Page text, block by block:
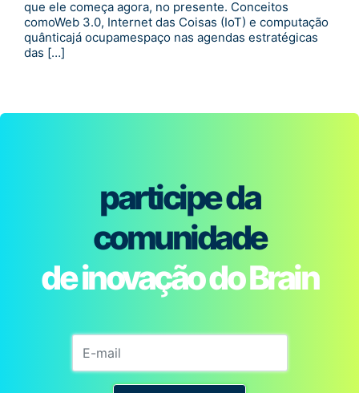
que ele começa agora, no presente. Conceitos
comoWeb 3.0, Internet das Coisas (IoT) e computação
quânticajá ocupamespaço nas agendas estratégicas
das […]
participe da
comunidade
de inovação do Brain